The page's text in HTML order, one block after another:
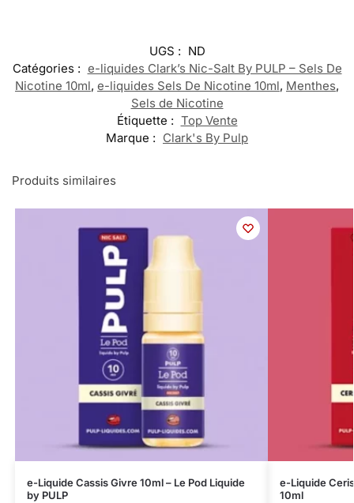
UGS : ND
Catégories : e-liquides Clark’s Nic-Salt By PULP – Sels De
Nicotine 10ml, e-liquides Sels De Nicotine 10ml, Menthes,
Sels de Nicotine
Étiquette : Top Vente
Marque : Clark's By Pulp
Produits similaires
e-Liquide Cassis Givre 10ml – Le Pod Liquide
by PULP
e-Liquide
10ml